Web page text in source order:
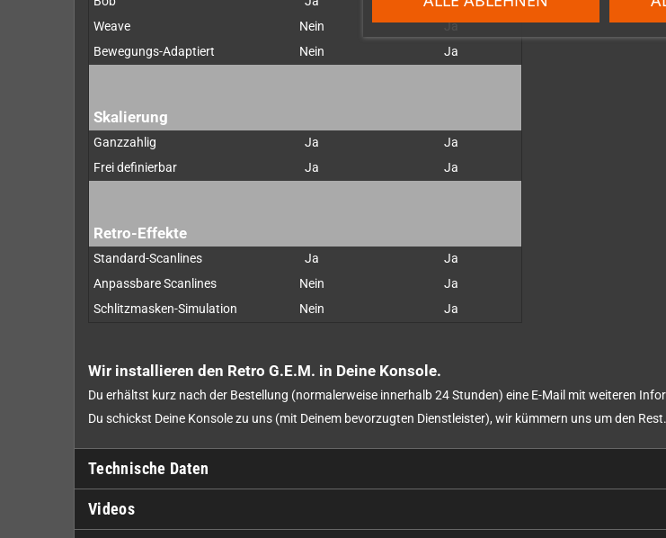
Weave
Nein
Ja
Bewegungs-Adaptiert
Nein Ja
Skalierung
Ganzzahlig Ja
Ja
Frei definierbar
Ja Ja
Retro-Effekte
Standard-Scanlines Ja
Ja
Anpassbare Scanlines
Nein
Ja
Schlitzmasken-Simulation
Nein Ja
Wir installieren den Retro G.E.M. in Deine Konsole.
Du erhältst kurz nach der Bestellung (normalerweise innerhalb 24 Stunden) eine E-Mail mit weiteren
Du schickst Deine Konsole zu uns (mit Deinem bevorzugten Dienstleister), wir kümmern uns um den Rest.
Technische Daten
Videos